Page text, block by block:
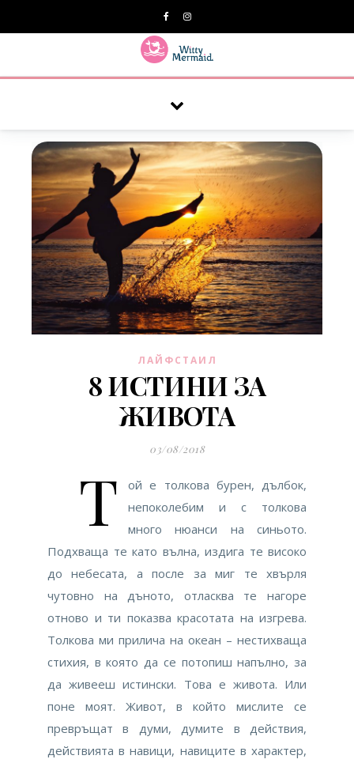
ЛАЙФСТАИЛ
8 ИСТИНИ ЗА
ЖИВОТА
03/08/2018
Т
ой е толкова бурен, дълбок,
непоколебим и с толкова
много нюанси на синьото.
Подхваща те като вълна, издига те високо
до небесата, а после за миг те хвърля
чутовно на дъното, отласква те нагоре
отново и ти показва красотата на изгрева.
Толкова ми прилича на океан – нестихваща
стихия, в която да се потопиш напълно, за
да живееш истински. Това е живота. Или
поне моят. Живот, в който мислите се
превръщат в думи, думите в действия,
действията в навици, навиците в характер,